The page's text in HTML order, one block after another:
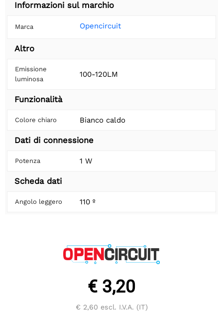
Informazioni sul marchio
Marca Opencircuit
Altro
Emissione
luminosa
100-120LM
Funzionalità
Colore chiaro Bianco caldo
Dati di connessione
Potenza 1 W
Scheda dati
Angolo leggero 110 º
€ 3,20
€ 2,60 escl. I.V.A. (IT)